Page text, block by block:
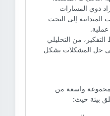
ذوي المسارات
الميدانية إلى البحث
عملية.
من التحليلي
إلى حل المشكلات بشكل
واسعة من
بيئة حيث: